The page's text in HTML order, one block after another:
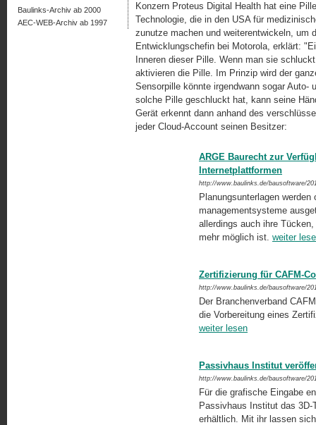
Konzern Proteus Digital Health hat eine
Technologie, die in den USA für
zunutze machen und weiterentwickeln, um
Entwicklungschefin bei Motorola, erklärt:
Inneren dieser Pille. Wenn man sie
aktivieren die Pille. Im Prinzip wird der
Sensorpille könnte irgendwann sogar
solche Pille geschluckt hat, kann seine
Gerät erkennt dann anhand des
jeder Cloud-Account seinen Besitzer:
ARGE Baurecht zur
Internetplattformen
http://www.baulinks.de/bausoftware/
Planungsunterlagen
managementsysteme
allerdings auch ihre
mehr möglich ist. weiter
Zertifizierung für CAFM-
http://www.baulinks.de/bausoftware/
Der Branchenverband
die Vorbereitung eines
weiter lesen
Passivhaus Institut
http://www.baulinks.de/bausoftware/
Für die grafische Eingabe
Passivhaus Institut das
erhältlich. Mit ihr lassen
Baulinks-Archiv ab 2000
AEC-WEB-Archiv ab 1997